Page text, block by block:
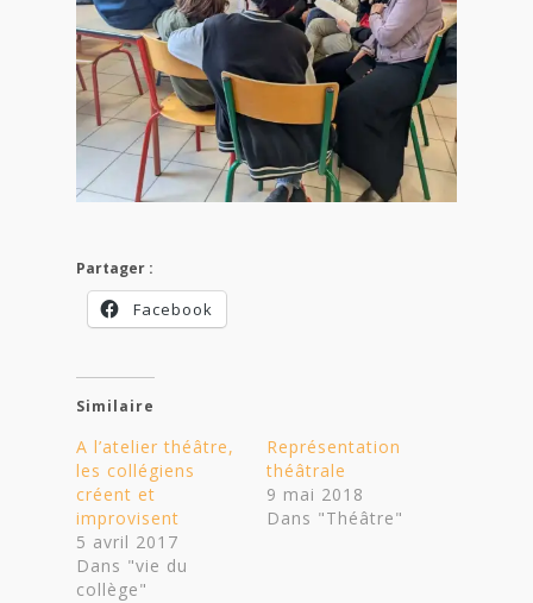
Partager :
Facebook
Similaire
A l’atelier théâtre,
les collégiens
créent et
improvisent
5 avril 2017
Dans "vie du
collège"
Représentation
théâtrale
9 mai 2018
Dans "Théâtre"